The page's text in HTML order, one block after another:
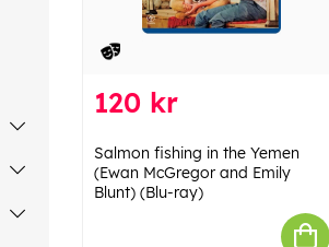
120 kr
Salmon fishing in the Yemen
(Ewan McGregor and Emily
Blunt) (Blu-ray)